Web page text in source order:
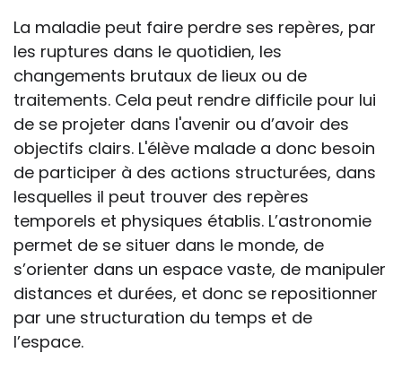
La maladie peut faire perdre ses repères, par
les ruptures dans le quotidien, les
changements brutaux de lieux ou de
traitements. Cela peut rendre difficile pour lui
de se projeter dans l'avenir ou d’avoir des
objectifs clairs. L'élève malade a donc besoin
de participer à des actions structurées, dans
lesquelles il peut trouver des repères
temporels et physiques établis. L’astronomie
permet de se situer dans le monde, de
s’orienter dans un espace vaste, de manipuler
distances et durées, et donc se repositionner
par une structuration du temps et de
l’espace.